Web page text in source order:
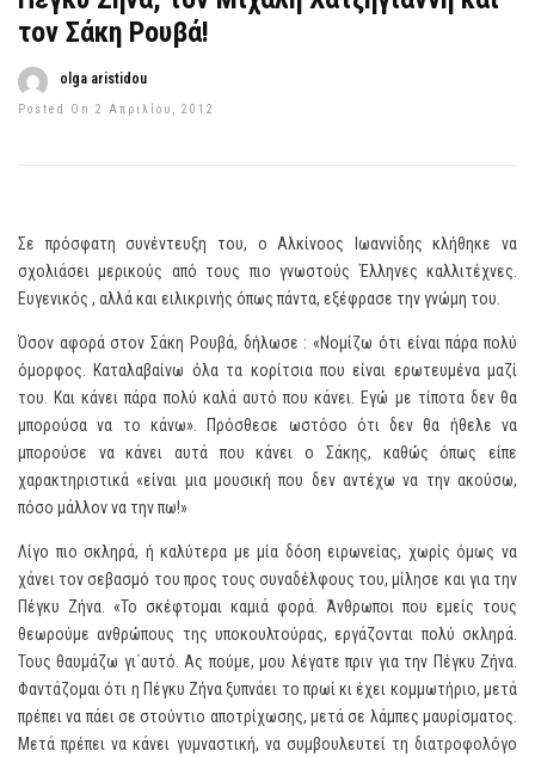
τον Σάκη Ρουβά!
olga aristidou
Posted On 2 Απριλίου, 2012
Σε πρόσφατη συνέντευξη του, ο Αλκίνοος Ιωαννίδης κλήθηκε να
σχολιάσει μερικούς από τους πιο γνωστούς Έλληνες καλλιτέχνες.
Ευγενικός , αλλά και ειλικρινής όπως πάντα, εξέφρασε την γνώμη του.
Όσον αφορά στον Σάκη Ρουβά, δήλωσε : «Νομίζω ότι είναι πάρα πολύ
όμορφος. Καταλαβαίνω όλα τα κορίτσια που είναι ερωτευμένα μαζί
του. Και κάνει πάρα πολύ καλά αυτό που κάνει. Εγώ με τίποτα δεν θα
μπορούσα να το κάνω». Πρόσθεσε ωστόσο ότι δεν θα ήθελε να
μπορούσε να κάνει αυτά που κάνει ο Σάκης, καθώς όπως είπε
χαρακτηριστικά «είναι μια μουσική που δεν αντέχω να την ακούσω,
πόσο μάλλον να την πω!»
Λίγο πιο σκληρά, ή καλύτερα με μία δόση ειρωνείας, χωρίς όμως να
χάνει τον σεβασμό του προς τους συναδέλφους του, μίλησε και για την
Πέγκυ Ζήνα. «Το σκέφτομαι καμιά φορά. Άνθρωποι που εμείς τους
θεωρούμε ανθρώπους της υποκουλτούρας, εργάζονται πολύ σκληρά.
Τους θαυμάζω γι΄αυτό. Ας πούμε, μου λέγατε πριν για την Πέγκυ Ζήνα.
Φαντάζομαι ότι η Πέγκυ Ζήνα ξυπνάει το πρωί κι έχει κομμωτήριο, μετά
πρέπει να πάει σε στούντιο αποτρίχωσης, μετά σε λάμπες μαυρίσματος.
Μετά πρέπει να κάνει γυμναστική, να συμβουλευτεί τη διατροφολόγο